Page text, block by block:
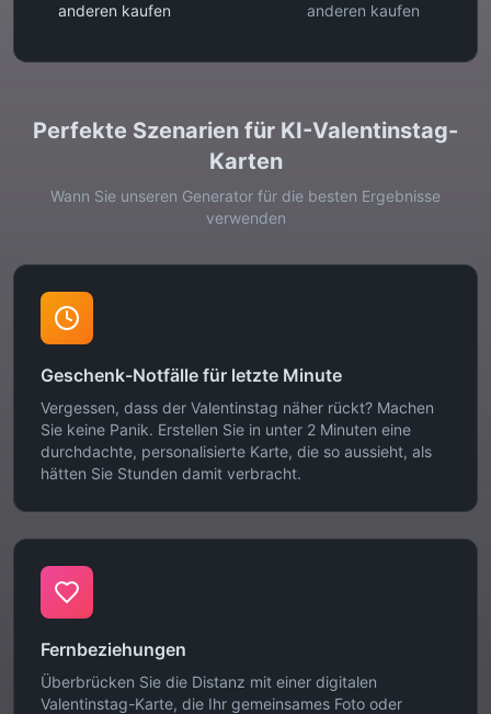
anderen kaufen
anderen kaufen
Perfekte Szenarien für KI-Valentinstag-
Karten
Wann Sie unseren Generator für die besten Ergebnisse
verwenden
Geschenk-Notfälle für letzte Minute
Vergessen, dass der Valentinstag näher rückt? Machen
Sie keine Panik. Erstellen Sie in unter 2 Minuten eine
durchdachte, personalisierte Karte, die so aussieht, als
hätten Sie Stunden damit verbracht.
Fernbeziehungen
Überbrücken Sie die Distanz mit einer digitalen
Valentinstag-Karte, die Ihr gemeinsames Foto oder